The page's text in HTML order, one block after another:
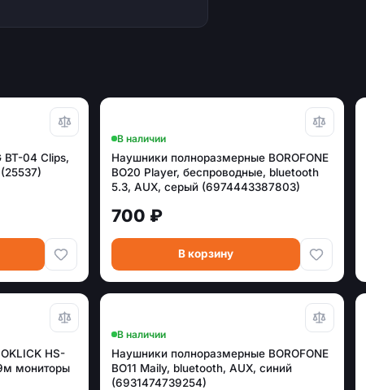
BT-04 Clips,
В наличии
Наушники полноразмерные BOROFONE
BO20 Player, беспроводные, bluetooth
5.3, AUX, серый (6974443387803)
700 ₽
В корзину
HS-
мониторы
В наличии
Наушники полноразмерные BOROFONE
BO11 Maily, bluetooth, AUX, синий
(6931474739254)